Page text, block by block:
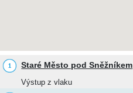
Staré Město pod Sněžníkem
Výstup z vlaku